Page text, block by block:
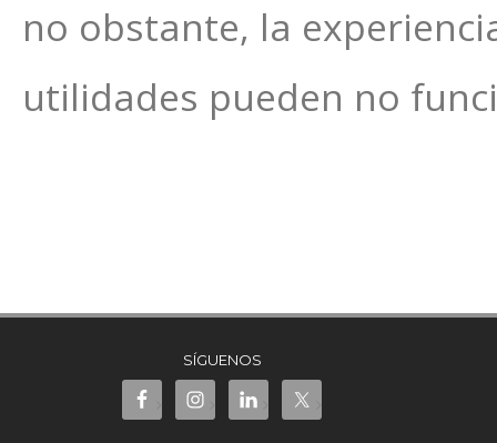
no obstante, la
utilidades pueden no
SÍGUENOS